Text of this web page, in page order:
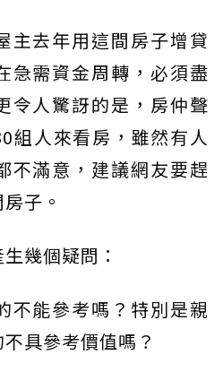
主去年用這間房子增貸
急需資金周轉，必須盡
令人驚訝的是，房仲聲
組人來看房，雖然有人
不滿意，建議網友要趕
子。
幾個疑問：
不能參考嗎？特別是親
具參考價值嗎？